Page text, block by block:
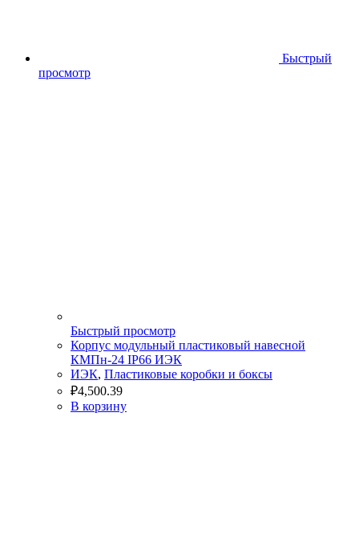
Быстрый
просмотр
Быстрый просмотр
Корпус модульный пластиковый навесной
КМПн-24 IP66 ИЭК
ИЭК, Пластиковые коробки и боксы
₽4,500.39
В корзину